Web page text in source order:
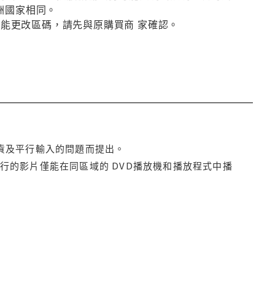
家相同。
更改區碼，請先與原購買商 家確認。
平行輸入的問題而提出。
的影片僅能在同區域的 DVD播放機和播放程式中播